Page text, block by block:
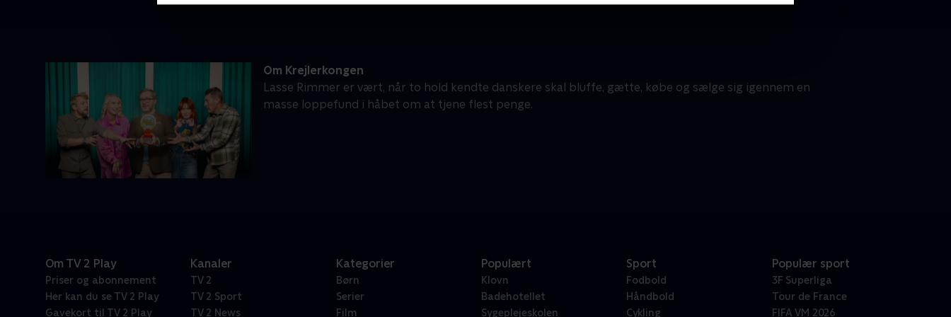
Om Krejlerkongen
Lasse Rimmer er vært, når to hold kendte danskere skal bluffe, gætte, købe og sælge sig igennem en
masse loppefund i håbet om at tjene flest penge.
Om TV 2 Play
Priser og abonnement
Her kan du se TV 2 Play
Gavekort til TV 2 Play
Kanaler
TV 2
TV 2 Sport
TV 2 News
Kategorier
Børn
Serier
Film
Populært
Klovn
Badehotellet
Sygeplejeskolen
Sport
Fodbold
Håndbold
Cykling
Populær sport
3F Superliga
Tour de France
FIFA VM 2026